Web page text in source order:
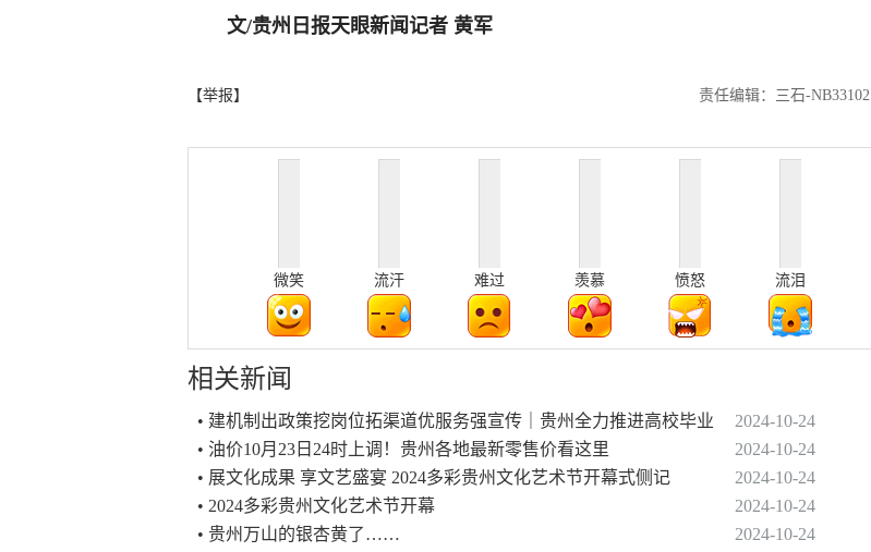
文/贵州日报天眼新闻记者 黄军
【举报】 责任编辑：三石-NB33102
微笑 流汗 难过 羡慕 愤怒 流泪
相关新闻
• 建机制出政策挖岗位拓渠道优服务强宣传｜贵州全力推进高校毕业
2024-10-24
• 油价10月23日24时上调！贵州各地最新零售价看这里
2024-10-24
• 展文化成果 享文艺盛宴 2024多彩贵州文化艺术节开幕式侧记
2024-10-24
• 2024多彩贵州文化艺术节开幕
2024-10-24
• 贵州万山的银杏黄了……
2024-10-24